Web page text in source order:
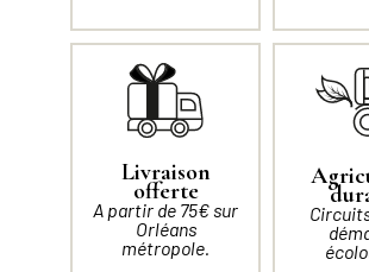
Livraison
offerte
A partir de 75€ sur
Orléans
métropole.